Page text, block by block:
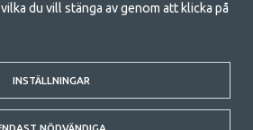
en livsstil eller ett sätt att samla familjen
Oavsett vilken kategori du tillhör hittar du
erbjuder vi riktigt bra priser på familjetält,
utrustning för camping och friluftsliv. Vårt
erbjuda den bästa campingutrustningen
Ta gärna kontakt med oss om det
du vill stänga av genom att klicka på
INSTÄLLNINGAR